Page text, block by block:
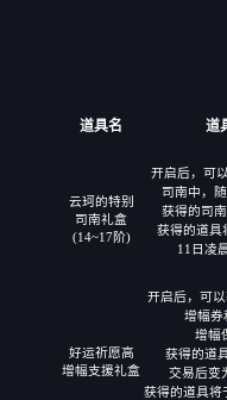
道具名 道
云珂的特别
司南礼盒
(14~17阶)
开启后，可
司南中，
获得的司
获得的道具
11日凌
好运祈愿高
增幅支援礼盒
开启后，可
增幅券
增幅
获得的道
交易后变
获得的道具将